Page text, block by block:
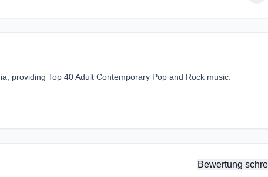
providing Top 40 Adult Contemporary Pop and Rock music.
Bewertung